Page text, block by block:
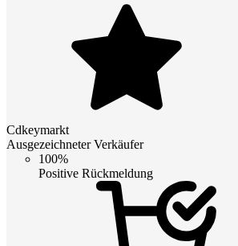
Cdkeymarkt
Ausgezeichneter Verkäufer
100%
Positive Rückmeldung